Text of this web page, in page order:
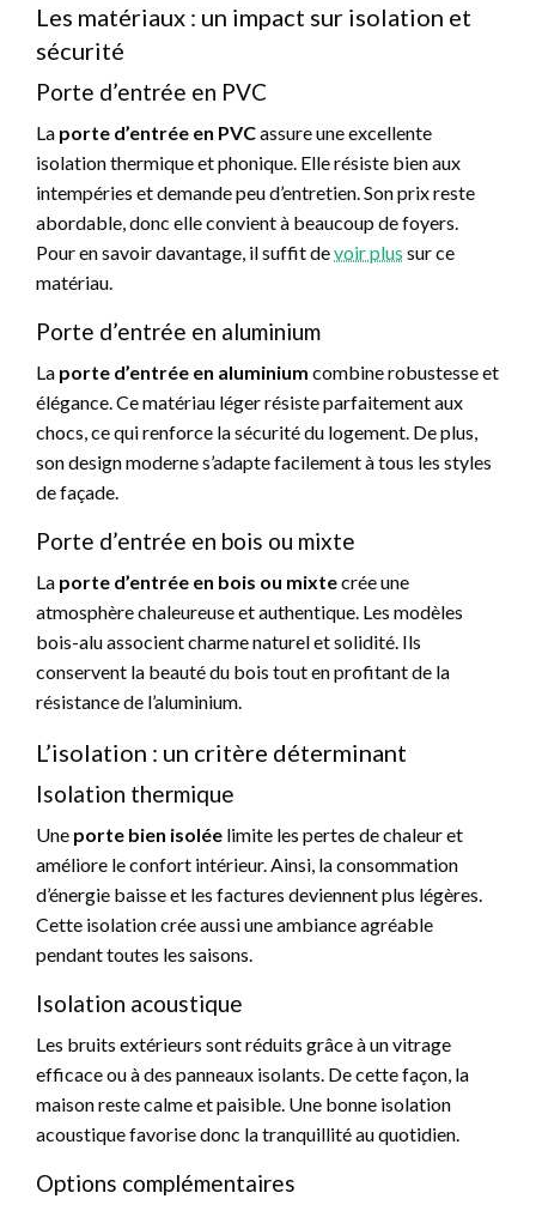
Les matériaux : un impact sur isolation et
sécurité
Porte d’entrée en PVC
La porte d’entrée en PVCassure une excellente
isolation thermique et phonique. Elle résiste bien aux
intempéries et demande peu d’entretien. Son prix reste
abordable, donc elle convient à beaucoup de foyers.
Pour en savoir davantage, il suffit devoir plus sur ce
matériau.
Porte d’entrée en aluminium
La porte d’entrée en aluminium combine robustesse et
élégance. Ce matériau léger résiste parfaitement aux
chocs, ce qui renforce la sécurité du logement. De plus,
son design moderne s’adapte facilement à tous les styles
de façade.
Porte d’entrée en bois ou mixte
La porte d’entrée en bois ou mixtecrée une
atmosphère chaleureuse et authentique. Les modèles
bois-alu associent charme naturel et solidité. Ils
conservent la beauté du bois tout en profitant de la
résistance de l’aluminium.
L’isolation : un critère déterminant
Isolation thermique
Une porte bien isolée limite les pertes de chaleur et
améliore le confort intérieur. Ainsi, la consommation
d’énergie baisse et les factures deviennent plus légères.
Cette isolation crée aussi une ambiance agréable
pendant toutes les saisons.
Isolation acoustique
Les bruits extérieurs sont réduits grâce à un vitrage
efficace ou à des panneaux isolants. De cette façon, la
maison reste calme et paisible. Une bonne isolation
acoustique favorise donc la tranquillité au quotidien.
Options complémentaires